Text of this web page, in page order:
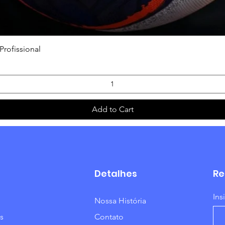
Add to Cart
Detalhes
Nossa História
Contato